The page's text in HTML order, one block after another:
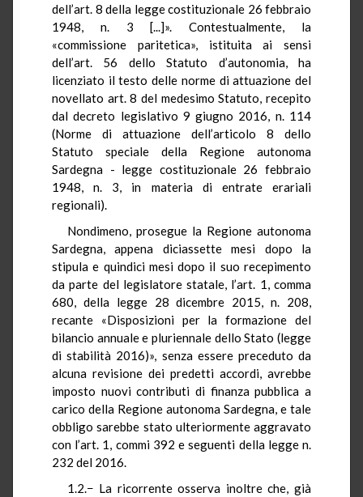
dell’art. 8 della legge costituzionale 26 febbraio
1948, n. 3 [...]». Contestualmente, la
«commissione paritetica», istituita ai sensi
dell’art. 56 dello Statuto d’autonomia, ha
licenziato il testo delle norme di attuazione del
novellato art. 8 del medesimo Statuto, recepito
dal decreto legislativo 9 giugno 2016, n. 114
(Norme di attuazione dell’articolo 8 dello
Statuto speciale della Regione autonoma
Sardegna - legge costituzionale 26 febbraio
1948, n. 3, in materia di entrate erariali
regionali).
Nondimeno, prosegue la Regione autonoma
Sardegna, appena diciassette mesi dopo la
stipula e quindici mesi dopo il suo recepimento
da parte del legislatore statale, l’art. 1, comma
680, della legge 28 dicembre 2015, n. 208,
recante «Disposizioni per la formazione del
bilancio annuale e pluriennale dello Stato (legge
di stabilità 2016)», senza essere preceduto da
alcuna revisione dei predetti accordi, avrebbe
imposto nuovi contributi di finanza pubblica a
carico della Regione autonoma Sardegna, e tale
obbligo sarebbe stato ulteriormente aggravato
con l’art. 1, commi 392 e seguenti della legge n.
232 del 2016.
1.2.− La ricorrente osserva inoltre che, già